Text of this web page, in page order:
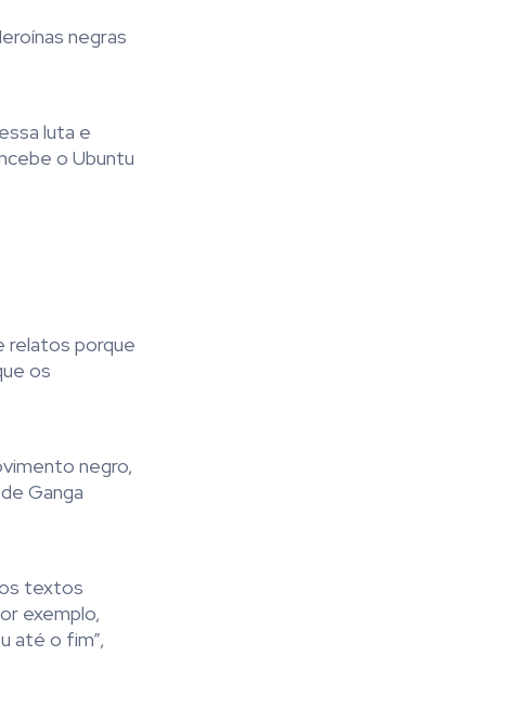
negras
luta e
o Ubuntu
relatos porque
os
negro,
Ganga
textos
exemplo,
até o fim”,